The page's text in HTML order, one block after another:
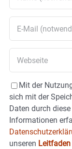
Mit der
sich mit der
Daten durch
Informationen
unseren